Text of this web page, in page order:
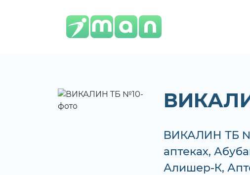
ВИКАЛИН ТБ
аптеках,
Алишер-К,